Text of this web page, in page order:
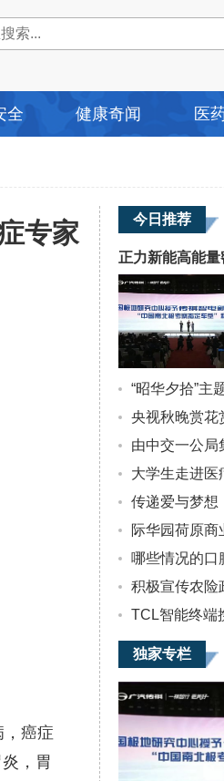
全 健康奇闻 医
专家
癌症
，胃
今日推荐
“昭华夕拾”主
央视秋晚赏花
由中交一公局
大学生走进医
传递爱与梦想
际华园荷原商
哪些情况的口
积极宣传农险
TCL智能终端
独家专栏